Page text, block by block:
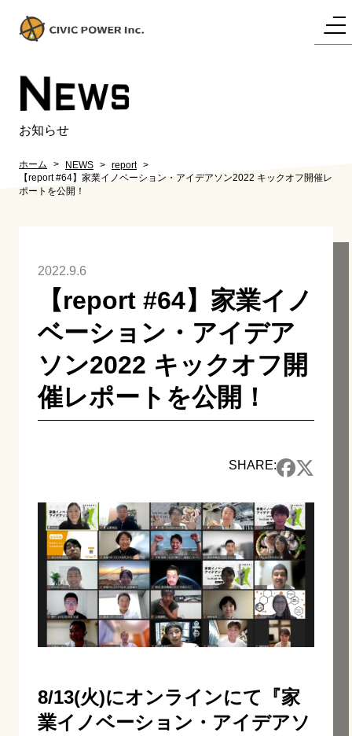
NEWS
お知らせ
ホーム NEWS
report
【report #64】家業イノベーション・アイデアソン2022 キックオフ開催レ
ポートを公開！
2022.9.6
【report #64】家業イノ
ベーション・アイデア
ソン2022 キックオフ開
催レポートを公開！
SHARE:
8/13(火)にオンラインにて『家
業イノベーション・アイデアソ